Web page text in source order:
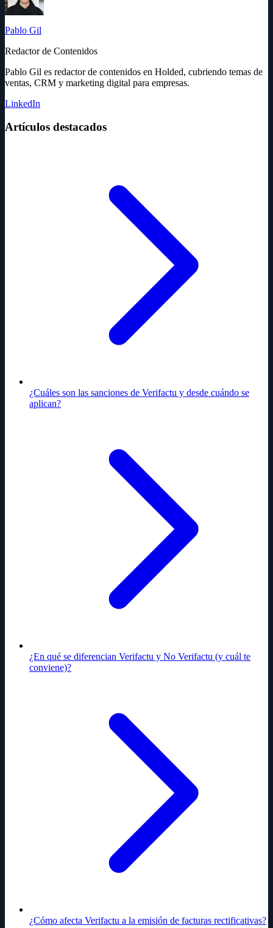
Pablo Gil
Redactor de Contenidos
Pablo Gil es redactor de contenidos en Holded, cubriendo temas de
ventas, CRM y marketing digital para empresas.
LinkedIn
Artículos destacados
¿Cuáles son las sanciones de Verifactu y desde cuándo se
aplican?
¿En qué se diferencian Verifactu y No Verifactu (y cuál te
conviene)?
¿Cómo afecta Verifactu a la emisión de facturas rectificativas?